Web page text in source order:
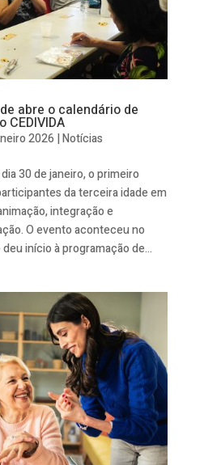
abre o calendário de
CEDIVIDA
2026 |Notícias
30 de janeiro, o primeiro
da terceira idade em
integração e
O evento aconteceu no
início à programação de...